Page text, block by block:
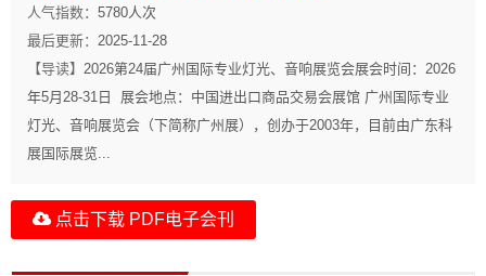
人气指数： 5780人次
最后更新： 2025-11-28
【导读】 2026第24届广州国际专业灯光、音响展览会展会时间：2026
年5月28-31日 展会地点：中国进出口商品交易会展馆 广州国际专业
灯光、音响展览会（下简称广州展），创办于2003年，目前由广东科
展国际展览...
点击下载 PDF电子会刊